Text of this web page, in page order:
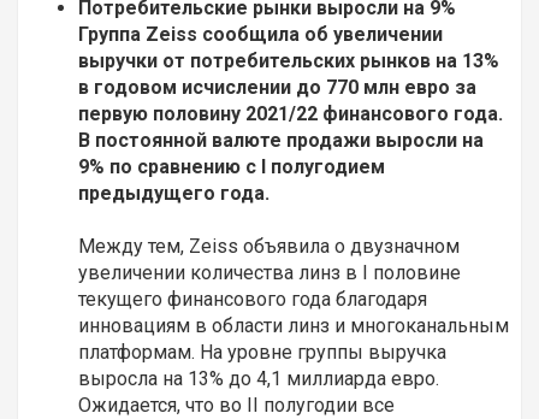
Потребительские рынки выросли на 9%
Группа Zeiss сообщила об увеличении
выручки от потребительских рынков на 13%
в годовом исчислении до 770 млн евро за
первую половину 2021/22 финансового года.
В постоянной валюте продажи выросли на
9% по сравнению с
полугодием
предыдущего года.
Между тем, Zeiss объявила о двузначном
увеличении количества линз в I половине
текущего финансового года благодаря
инновациям в области линз и многоканальным
платформам. На уровне группы выручка
выросла на 13% до 4,1 миллиарда евро.
Ожидается, что во II полугодии все